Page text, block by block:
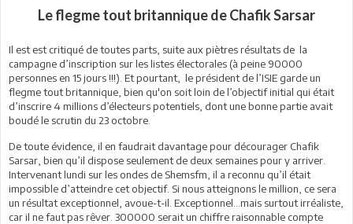
Le flegme tout britannique de Chafik Sarsar
Il est est critiqué de toutes parts, suite aux piètres résultats de la
campagne d’inscription sur les listes électorales (à peine 90000
personnes en 15 jours !!!). Et pourtant, le président de l’ISIE garde un
flegme tout britannique, bien qu'on soit loin de l’objectif initial qui était
d’inscrire 4 millions d’électeurs potentiels, dont une bonne partie avait
boudé le scrutin du 23 octobre.
De toute évidence, il en faudrait davantage pour décourager Chafik
Sarsar, bien qu’il dispose seulement de deux semaines pour y arriver.
Intervenant lundi sur les ondes de Shemsfm, il a reconnu qu’il était
impossible d’atteindre cet objectif. Si nous atteignons le million, ce sera
un résultat exceptionnel, avoue-t-il. Exceptionnel…mais surtout irréaliste,
car il ne faut pas rêver. 300000 serait un chiffre raisonnable compte